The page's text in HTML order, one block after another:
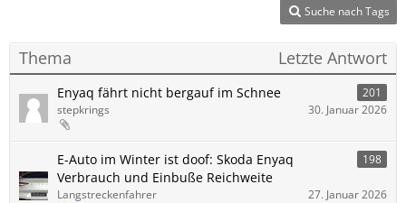
Suche nach Tags
Thema Letzte Antwort
Enyaq fährt nicht bergauf im Schnee
201
stepkrings
30. Januar 2026
E-Auto im Winter ist doof: Skoda Enyaq
Verbrauch und Einbuße Reichweite
198
Langstreckenfahrer 27. Januar 2026